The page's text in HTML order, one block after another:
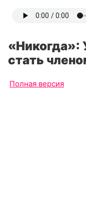
«Никогда»:
стать
Полная версия